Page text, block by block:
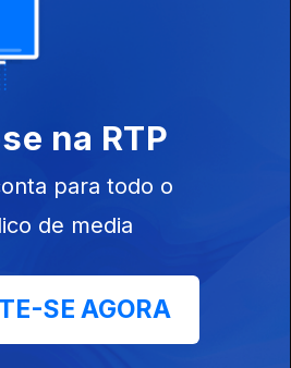
na RTP
para todo o
de media
SE AGORA